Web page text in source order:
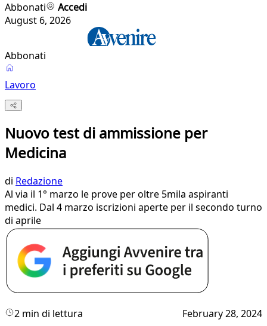
Abbonati
Accedi
August 6, 2026
Abbonati
Lavoro
Nuovo test di ammissione per
Medicina
di Redazione
Al via il 1° marzo le prove per oltre 5mila aspiranti
medici. Dal 4 marzo iscrizioni aperte per il secondo turno
di aprile
2 min di lettura February 28, 2024